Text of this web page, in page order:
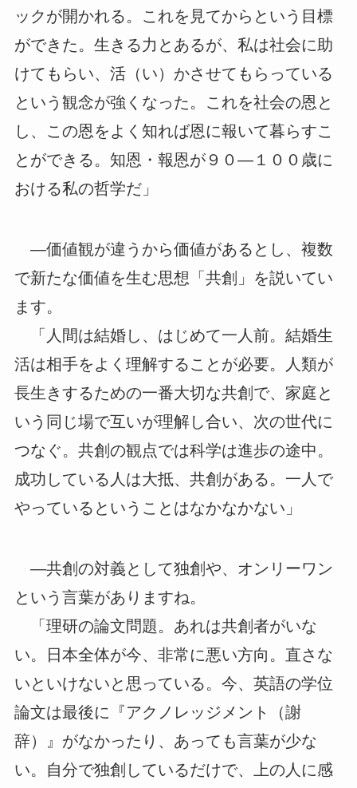
ックが開かれる。これを見てからという目標
ができた。生きる力とあるが、私は社会に助
けてもらい、活（い）かさせてもらっている
という観念が強くなった。これを社会の恩と
し、この恩をよく知れば恩に報いて暮らすこ
とができる。知恩・報恩が９０―１００歳に
おける私の哲学だ」
―価値観が違うから価値があるとし、複数
で新たな価値を生む思想「共創」を説いてい
ます。
「人間は結婚し、はじめて一人前。結婚生
活は相手をよく理解することが必要。人類が
長生きするための一番大切な共創で、家庭と
いう同じ場で互いが理解し合い、次の世代に
つなぐ。共創の観点では科学は進歩の途中。
成功している人は大抵、共創がある。一人で
やっているということはなかなかない」
―共創の対義として独創や、オンリーワン
という言葉がありますね。
「理研の論文問題。あれは共創者がいな
い。日本全体が今、非常に悪い方向。直さな
いといけないと思っている。今、英語の学位
論文は最後に『アクノレッジメント（謝
辞）』がなかったり、あっても言葉が少な
い。自分で独創しているだけで、上の人に感